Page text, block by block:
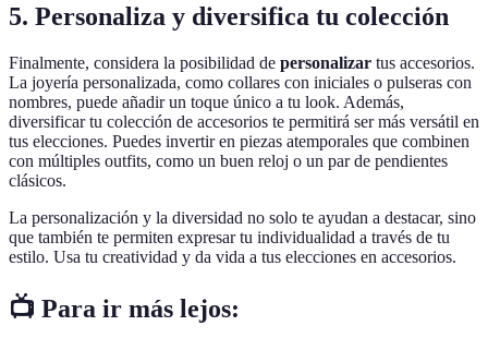
5. Personaliza y diversifica tu colección
Finalmente, considera la posibilidad de personalizar tus accesorios.
La joyería personalizada, como collares con iniciales o pulseras con
nombres, puede añadir un toque único a tu look. Además,
diversificar tu colección de accesorios te permitirá ser más versátil en
tus elecciones. Puedes invertir en piezas atemporales que combinen
con múltiples outfits, como un buen reloj o un par de pendientes
clásicos.
La personalización y la diversidad no solo te ayudan a destacar, sino
que también te permiten expresar tu individualidad a través de tu
estilo. Usa tu creatividad y da vida a tus elecciones en accesorios.
📺 Para ir más lejos: